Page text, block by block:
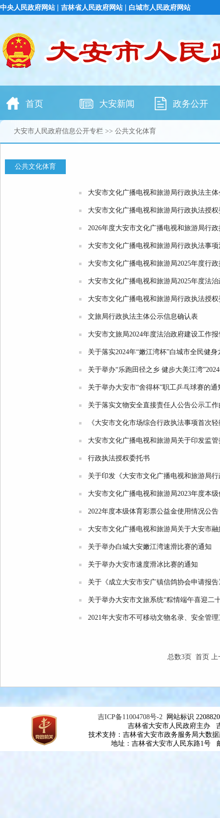
大安市人民政府信息公开专栏 >> 公共文化体育
公共文化体育
大安市文化广播电视和旅游局行政执法主
大安市文化广播电视和旅游局行政执法授
2026年度大安市文化广播电视和旅游局行
大安市文化广播电视和旅游局行政执法事项
大安市文化广播电视和旅游局2025年度行
大安市文化广播电视和旅游局2025年度法
大安市文化广播电视和旅游局行政执法授
文旅局行政执法主体公示信息确认表
大安市文旅局2024年度法治政府建设工作报
关于落实2024年“嫩江湾杯”白城市全民健
关于举办“乐跑田径之乡 健步大美江湾
关于举办大安市“舍得杯”职工乒乓球赛的通
关于落实文物安全直接责任人公告公示工
《大安市文化市场综合行政执法事项首次
大安市文化广播电视和旅游局关于印发监
行政执法授权委托书
关于印发《大安市文化广播电视和旅游局
大安市文化广播电视和旅游局2023年度本
2022年度本级体育彩票公益金使用情况公告
大安市文化广播电视和旅游局关于大安市
关于举办白城大安嫩江湾速滑比赛的通知
关于举办大安市速度滑冰比赛的通知
关于《成立大安市安广镇信鸽协会申请报
关于举办大安市文旅系统“粽情端午喜迎二
2021年大安市不可移动文物名录、安全管
总数3页 首页